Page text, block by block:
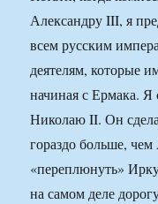
Александру III, я
всем русским
деятелям, которые
начиная с Ермака.
Николаю II. Он
гораздо больше,
«переплюнуть»
на самом деле